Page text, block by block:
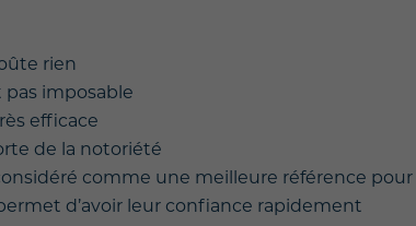
rien
pas imposable
efficace
de la notoriété
comme une meilleure référence
d’avoir leur confiance rapidement